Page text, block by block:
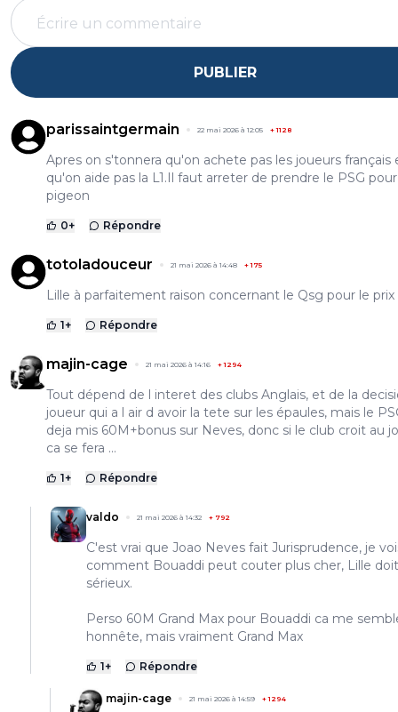
PUBLIER
parissaintgermain 22 mai 2026 à 12:05 +1128
Apres on s'tonnera qu'on achete pas les joueurs français
qu'on aide pas la L1.Il faut arreter de prendre le PSG
pigeon
0+ Répondre
totoladouceur 21 mai 2026 à 14:48 +175
Lille à parfaitement raison concernant le Qsg pour le prix
1+ Répondre
majin-cage 21 mai 2026 à 14:16 +1294
Tout dépend de l interet des clubs Anglais, et de la
joueur qui a l air d avoir la tete sur les épaules, mais le
deja mis 60M+bonus sur Neves, donc si le club croit au
ca se fera ...
1+ Répondre
valdo 21 mai 2026 à 14:32 + 792
C'est vrai que Joao Neves fait Jurisprudence, je
comment Bouaddi peut couter plus cher, Lille
sérieux.
Perso 60M Grand Max pour Bouaddi ca me
honnête, mais vraiment Grand Max
1+ Répondre
majin-cage 21 mai 2026 à 14:59 +1294